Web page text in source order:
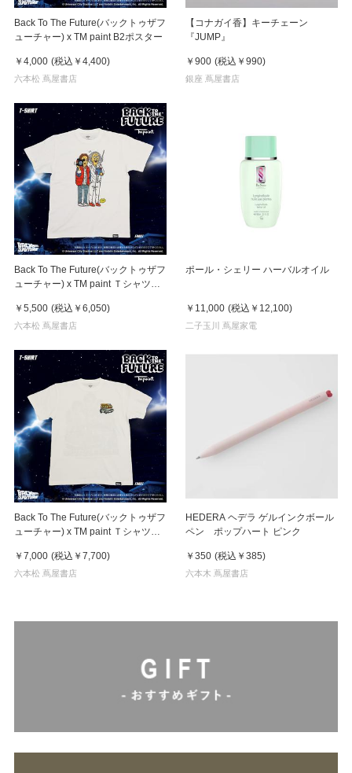
Back To The Future(バックトゥザフ
ューチャー) x TM paint B2ポスター
￥4,000 (税込 ￥4,400)
六本松 蔦屋書店
【コナガイ香】キーチェーン
『JUMP』
￥900 (税込 ￥990)
銀座 蔦屋書店
Back To The Future(バックトゥザフ
ューチャー) x TM paint Ｔシャツ
￥5,500 (税込 ￥6,050)
六本松 蔦屋書店
ポール・シェリー ハーバルオイル
￥11,000 (税込 ￥12,100)
二子玉川 蔦屋家電
Back To The Future(バックトゥザフ
ューチャー) x TM paint Ｔシャツ
￥7,000 (税込 ￥7,700)
六本松 蔦屋書店
HEDERA ヘデラ ゲルインクボール
ペン ポップハート ピンク
￥350 (税込 ￥385)
六本木 蔦屋書店